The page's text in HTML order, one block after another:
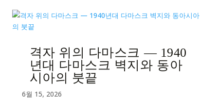
격자 위의 다마스크 — 1940
년대 다마스크 벽지와 동아
시아의 붓끝
6월 15, 2026